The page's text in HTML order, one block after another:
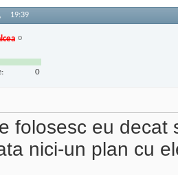
19:39
0
folosesc eu decat
nici-un plan cu